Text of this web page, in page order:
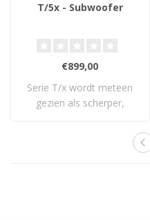
T/5x - Subwoofer
€899,00
Serie T/x wordt meteen
gezien als scherper,